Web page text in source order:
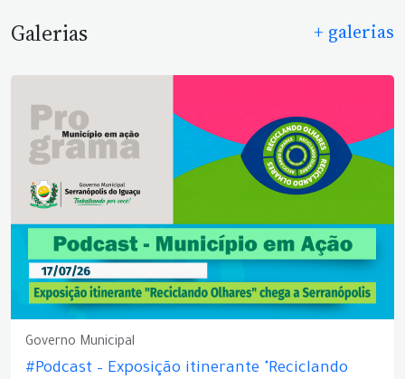
Galerias + galerias
Governo Municipal
#Podcast – Exposição itinerante "Reciclando